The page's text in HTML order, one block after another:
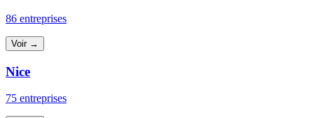
86 entreprises
Voir →
Nice
75 entreprises